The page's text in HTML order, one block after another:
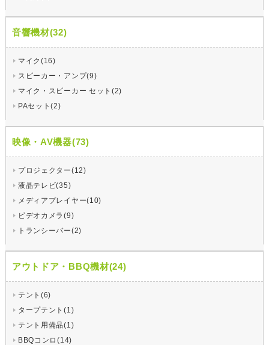
音響機材(32)
マイク(16)
スピーカー・アンプ(9)
マイク・スピーカー セット(2)
PAセット(2)
映像・AV機器(73)
プロジェクター(12)
液晶テレビ(35)
メディアプレイヤー(10)
ビデオカメラ(9)
トランシーバー(2)
アウトドア・BBQ機材(24)
テント(6)
タープテント(1)
テント用備品(1)
BBQコンロ(14)